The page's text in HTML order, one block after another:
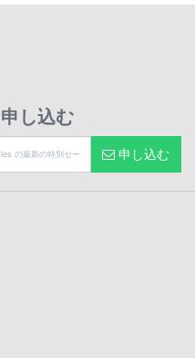
申し込む
申し込む